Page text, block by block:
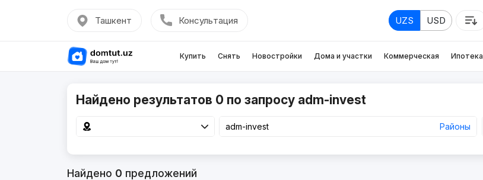
Ташкент Консультация UZS USD
Купить Снять Новостройки Дома и участки Коммерческая Ипотека
Найдено результатов 0 по запросу adm-invest
Районы
Найдено 0 предложений